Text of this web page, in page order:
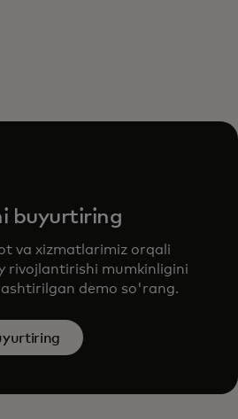
buyurtiring
va xizmatlarimiz orqali
rivojlantirishi mumkinligini
demo so'rang.